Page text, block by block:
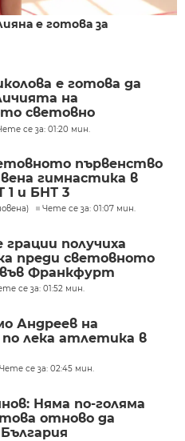
е готова за
е готова да
на
световно
художествена
се за: 01:20 мин.
първенство
гимнастика в
1 и БНТ 3
Чете се за: 01:07 мин.
получиха
преди световното
Франкфурт
се за: 01:52 мин.
Андреев на
лека атлетика в
Чете се за: 02:45 мин.
Няма по-голяма
отново да